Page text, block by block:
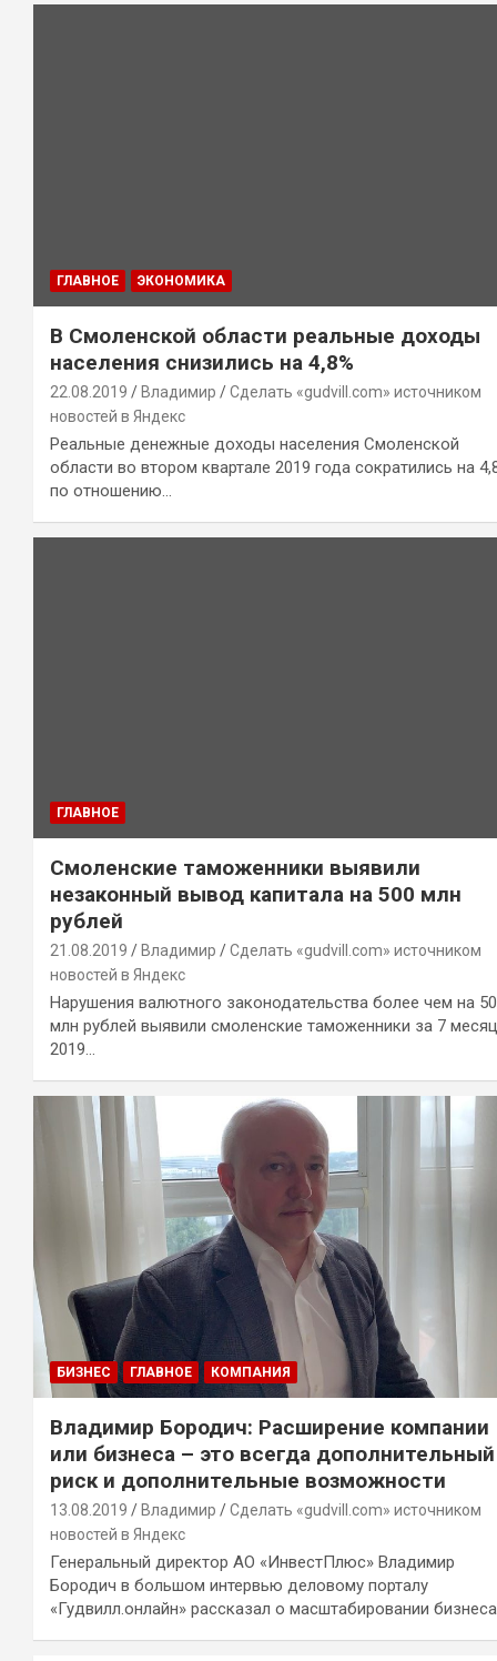
ГЛАВНОЕ ЭКОНОМИКА
В Смоленской области реальные доходы
населения снизились на 4,8%
22.08.2019 Владимир
Сделать «gudvill.com» источником
новостей в Яндекс
Реальные денежные доходы населения Смоленской
области во втором квартале 2019 года сократились на
по отношению…
ГЛАВНОЕ
Смоленские таможенники выявили
незаконный вывод капитала на 500 млн
рублей
21.08.2019 Владимир
Сделать «gudvill.com» источником
новостей в Яндекс
Нарушения валютного законодательства более чем на
млн рублей выявили смоленские таможенники за 7
2019…
БИЗНЕС ГЛАВНОЕ КОМПАНИЯ
Владимир Бородич: Расширение компании
или бизнеса – это всегда дополнительный
риск и дополнительные возможности
13.08.2019 Владимир
Сделать «gudvill.com» источником
новостей в Яндекс
Генеральный директор АО «ИнвестПлюс» Владимир
Бородич в большом интервью деловому порталу
«Гудвилл.онлайн» рассказал о масштабировании